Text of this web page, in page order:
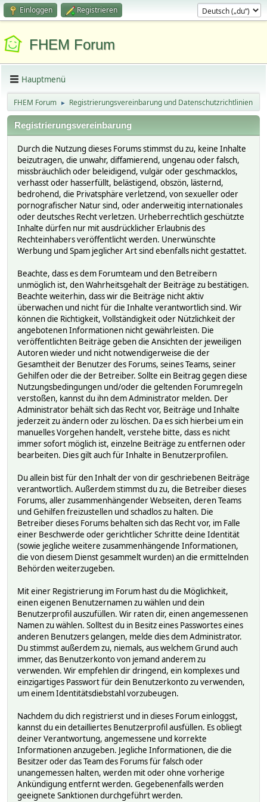
Einloggen Registrieren
FHEM Forum
Hauptmenü
FHEM Forum ► Registrierungsvereinbarung und Datenschutzrichtlinien
Registrierungsvereinbarung
Durch die Nutzung dieses Forums stimmst du zu, keine Inhalte
beizutragen, die unwahr, diffamierend, ungenau oder falsch,
missbräuchlich oder beleidigend, vulgär oder geschmacklos,
verhasst oder hasserfüllt, belästigend, obszön, lästernd,
bedrohend, die Privatsphäre verletzend, von sexueller oder
pornografischer Natur sind, oder anderweitig internationales
oder deutsches Recht verletzen. Urheberrechtlich geschützte
Inhalte dürfen nur mit ausdrücklicher Erlaubnis des
Rechteinhabers veröffentlicht werden. Unerwünschte
Werbung und Spam jeglicher Art sind ebenfalls nicht gestattet.
Beachte, dass es dem Forumteam und den Betreibern
unmöglich ist, den Wahrheitsgehalt der Beiträge zu bestätigen.
Beachte weiterhin, dass wir die Beiträge nicht aktiv
überwachen und nicht für die Inhalte verantwortlich sind. Wir
können die Richtigkeit, Vollständigkeit oder Nützlichkeit der
angebotenen Informationen nicht gewährleisten. Die
veröffentlichten Beiträge geben die Ansichten der jeweiligen
Autoren wieder und nicht notwendigerweise die der
Gesamtheit der Benutzer des Forums, seines Teams, seiner
Gehilfen oder die der Betreiber. Sollte ein Beitrag gegen diese
Nutzungsbedingungen und/oder die geltenden Forumregeln
verstoßen, kannst du ihn dem Administrator melden. Der
Administrator behält sich das Recht vor, Beiträge und Inhalte
jederzeit zu ändern oder zu löschen. Da es sich hierbei um ein
manuelles Vorgehen handelt, verstehe bitte, dass es nicht
immer sofort möglich ist, einzelne Beiträge zu entfernen oder
bearbeiten. Dies gilt auch für Inhalte in Benutzerprofilen.
Du allein bist für den Inhalt der von dir geschriebenen Beiträge
verantwortlich. Außerdem stimmst du zu, die Betreiber dieses
Forums, aller zusammenhängender Webseiten, deren Teams
und Gehilfen freizustellen und schadlos zu halten. Die
Betreiber dieses Forums behalten sich das Recht vor, im Falle
einer Beschwerde oder gerichtlicher Schritte deine Identität
(sowie jegliche weitere zusammenhängende Informationen,
die von diesem Dienst gesammelt wurden) an die ermittelnden
Behörden weiterzugeben.
Mit einer Registrierung im Forum hast du die Möglichkeit,
einen eigenen Benutzernamen zu wählen und dein
Benutzerprofil auszufüllen. Wir raten dir, einen angemessenen
Namen zu wählen. Solltest du in Besitz eines Passwortes eines
anderen Benutzers gelangen, melde dies dem Administrator.
Du stimmst außerdem zu, niemals, aus welchem Grund auch
immer, das Benutzerkonto von jemand anderem zu
verwenden. Wir empfehlen dir dringend, ein komplexes und
einzigartiges Passwort für dein Benutzerkonto zu verwenden,
um einem Identitätsdiebstahl vorzubeugen.
Nachdem du dich registrierst und in dieses Forum einloggst,
kannst du ein detailliertes Benutzerprofil ausfüllen. Es obliegt
deiner Verantwortung, angemessene und korrekte
Informationen anzugeben. Jegliche Informationen, die die
Besitzer oder das Team des Forums für falsch oder
unangemessen halten, werden mit oder ohne vorherige
Ankündigung entfernt werden. Gegebenenfalls werden
geeignete Sanktionen durchgeführt werden.